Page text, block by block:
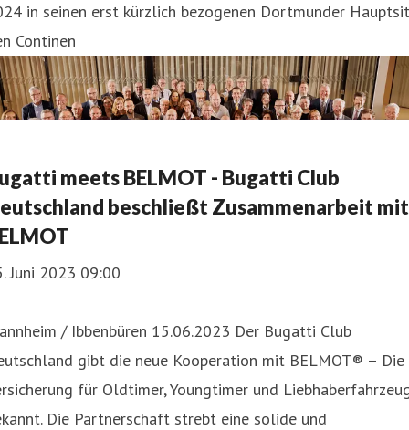
in seinen erst kürzlich bezogenen Dortmunder
Continen
meets BELMOT - Bugatti Club
beschließt Zusammenarbeit mit
Juni 2023 09:00
/ Ibbenbüren 15.06.2023 Der Bugatti Club
gibt die neue Kooperation mit BELMOT® – Die
für Oldtimer, Youngtimer und
Die Partnerschaft strebt eine solide und